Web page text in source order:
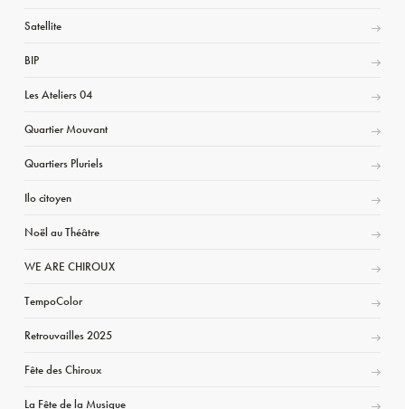
Satellite
BIP
Les Ateliers 04
Quartier Mouvant
Quartiers Pluriels
Ilo citoyen
Noël au Théâtre
WE ARE CHIROUX
TempoColor
Retrouvailles 2025
Fête des Chiroux
La Fête de la Musique